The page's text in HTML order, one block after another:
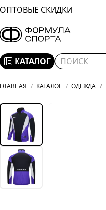
ОПТОВЫЕ СКИДКИ
КАТАЛОГ
ГЛАВНАЯ КАТАЛОГ ОДЕЖДА